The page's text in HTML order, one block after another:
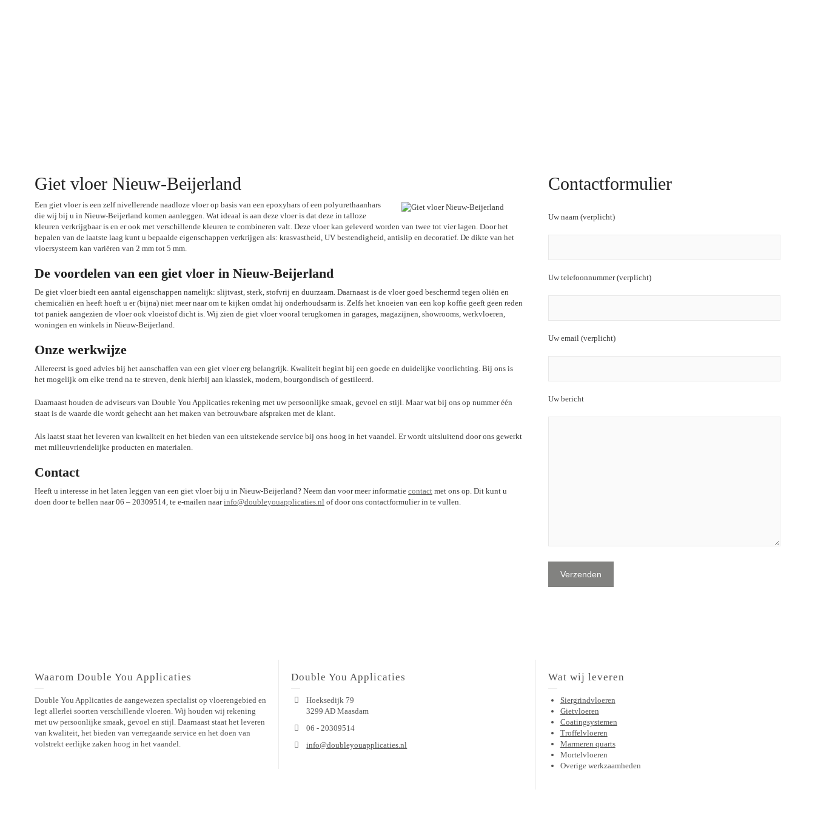
Giet vloer Nieuw-Beijerland
Een giet vloer is een zelf nivellerende naadloze vloer op basis van een epoxyhars of een polyurethaanhars
die wij bij u in Nieuw-Beijerland komen aanleggen. Wat ideaal is aan deze vloer is dat deze in talloze
kleuren verkrijgbaar is en er ook met verschillende kleuren te combineren valt. Deze vloer kan geleverd worden van twee tot vier lagen. Door het
bepalen van de laatste laag kunt u bepaalde eigenschappen verkrijgen als: krasvastheid, UV bestendigheid, antislip en decoratief. De dikte van het
vloersysteem kan variëren van 2 mm tot 5 mm.
De voordelen van een giet vloer in Nieuw-Beijerland
De giet vloer biedt een aantal eigenschappen namelijk: slijtvast, sterk, stofvrij en duurzaam. Daarnaast is de vloer goed beschermd tegen oliën en
chemicaliën en heeft hoeft u er (bijna) niet meer naar om te kijken omdat hij onderhoudsarm is. Zelfs het knoeien van een kop koffie geeft geen reden
tot paniek aangezien de vloer ook vloeistof dicht is. Wij zien de giet vloer vooral terugkomen in garages, magazijnen, showrooms, werkvloeren,
woningen en winkels in Nieuw-Beijerland.
Onze werkwijze
Allereerst is goed advies bij het aanschaffen van een giet vloer erg belangrijk. Kwaliteit begint bij een goede en duidelijke voorlichting. Bij ons is
het mogelijk om elke trend na te streven, denk hierbij aan klassiek, modern, bourgondisch of gestileerd.
Daarnaast houden de adviseurs van Double You Applicaties rekening met uw persoonlijke smaak, gevoel en stijl. Maar wat bij ons op nummer één
staat is de waarde die wordt gehecht aan het maken van betrouwbare afspraken met de klant.
Als laatst staat het leveren van kwaliteit en het bieden van een uitstekende service bij ons hoog in het vaandel. Er wordt uitsluitend door ons gewerkt
met milieuvriendelijke producten en materialen.
Contact
Heeft u interesse in het laten leggen van een giet vloer bij u in Nieuw-Beijerland? Neem dan voor meer informatie contact met ons op. Dit kunt u
doen door te bellen naar 06 – 20309514, te e-mailen naarinfo@doubleyouapplicaties.nl of door ons contactformulier in te vullen.
Contactformulier
Uw naam (verplicht)
Uw telefoonnummer (verplicht)
Uw email (verplicht)
Uw bericht
Waarom Double You Applicaties
Double You Applicaties de aangewezen specialist op vloerengebied en
legt allerlei soorten verschillende vloeren. Wij houden wij rekening
met uw persoonlijke smaak, gevoel en stijl. Daarnaast staat het leveren
van kwaliteit, het bieden van verregaande service en het doen van
volstrekt eerlijke zaken hoog in het vaandel.
Double You Applicaties
Hoeksedijk 79
3299 AD Maasdam
06 - 20309514
info@doubleyouapplicaties.nl
Wat wij leveren
Siergrindvloeren
Gietvloeren
Coatingsystemen
Troffelvloeren
Marmeren quarts
Mortelvloeren
Overige werkzaamheden